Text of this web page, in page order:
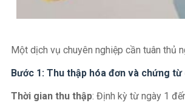
Một dịch vụ chuyên nghiệp cần tuân thủ
Bước 1: Thu thập hóa đơn và chứng từ
Thời gian thu thập: Định kỳ từ ngày 1